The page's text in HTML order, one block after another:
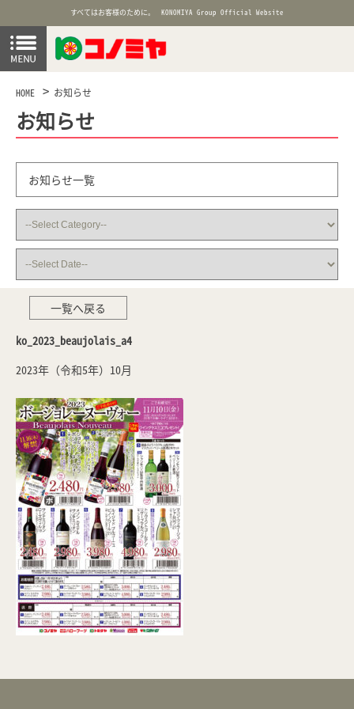
すべてはお客様のために。 KONOMIYA Group Official Website
HOME お知らせ
お知らせ
お知らせ一覧
一覧へ戻る
ko_2023_beaujolais_a4
2023年（令和5年）10月